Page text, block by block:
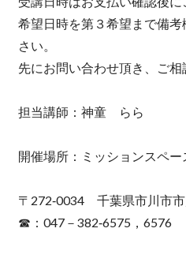
希望日時を第３希望まで備
さい。
先にお問い合わせ頂き、ご相
担当講師：神童 らら
開催場所：ミッションスペ
〒272‐0034 千葉県市川市
☎：047－382‐6575，